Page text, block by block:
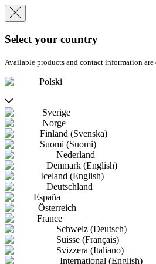
Select your country
Available products and contact information
Polski
Sverige
Norge
Finland (Svenska)
Suomi (Suomi)
Nederland
Denmark (English)
Iceland (English)
Deutschland
España
Österreich
France
Schweiz (Deutsch)
Suisse (Français)
Svizzera (Italiano)
International (English)